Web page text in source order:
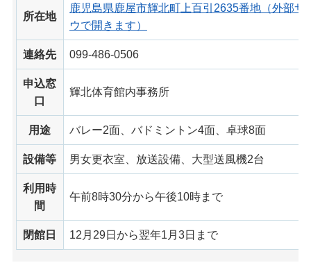
所在地
鹿児島県鹿屋市輝北町上百引2635番地（外部
ウで開きます）
連絡先 099-486-0506
申込窓
口
輝北体育館内事務所
用途 バレー2面、バドミントン4面、卓球8面
設備等 男女更衣室、放送設備、大型送風機2台
利用時
間
午前8時30分から午後10時まで
閉館日 12月29日から翌年1月3日まで